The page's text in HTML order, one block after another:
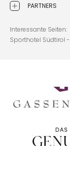
PARTNERS
Interessante Seiten:
Sporthotel Südtirol -